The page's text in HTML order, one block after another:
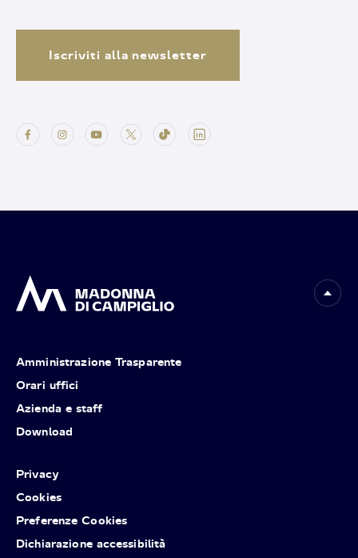
Iscriviti alla newsletter
Amministrazione Trasparente
Orari uffici
Azienda e staff
Download
Privacy
Cookies
Preferenze Cookies
Dichiarazione accessibilità